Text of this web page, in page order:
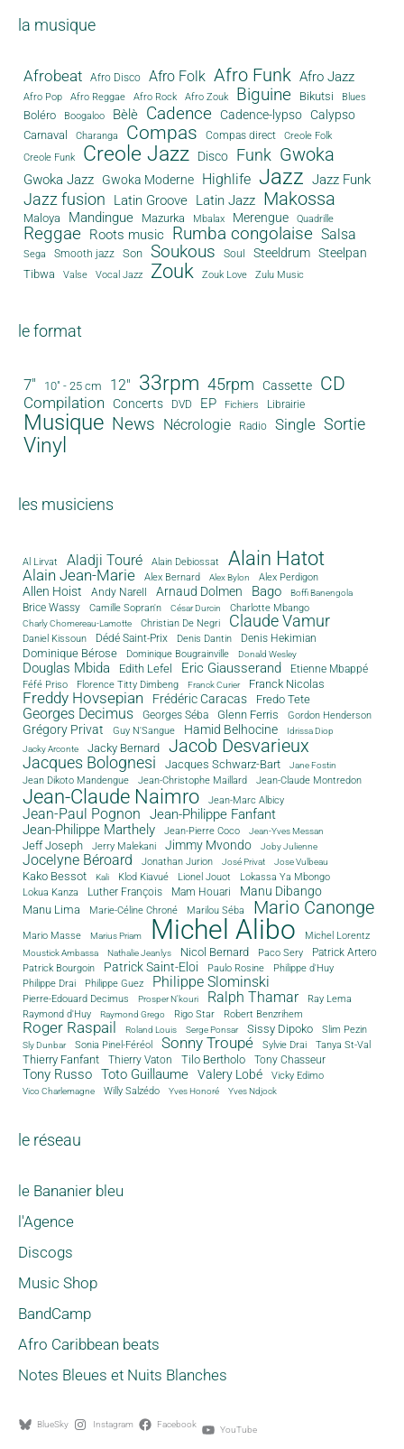
la musique
Afrobeat Afro Disco Afro Folk Afro Funk Afro Jazz
Afro Pop Afro Reggae Afro Rock Afro Zouk Biguine Bikutsi Blues
Boléro Boogaloo Bèlè Cadence Cadence-lypso Calypso
Carnaval Charanga Compas Compas direct
Creole Folk
Creole Funk
Creole Jazz Disco Funk Gwoka
Gwoka Jazz Gwoka Moderne Highlife Jazz Jazz Funk
Jazz fusion Latin Groove Latin Jazz Makossa
Maloya Mandingue Mazurka Mbalax Merengue Quadrille
Reggae Roots music Rumba congolaise Salsa
Sega Smooth jazz Son Soukous Soul Steeldrum Steelpan
Tibwa Valse Vocal Jazz Zouk Zouk Love Zulu Music
le format
7" 10" - 25 cm 12" 33rpm 45rpm Cassette CD
Compilation Concerts DVD EP Fichiers Librairie
Musique News Nécrologie Radio Single Sortie
Vinyl
les musiciens
Al Lirvat Aladji Touré Alain Debiossat Alain Hatot
Alain Jean-Marie Alex Bernard Alex Bylon Alex Perdigon
Allen Hoist Andy Narell Arnaud Dolmen Bago Boffi Banengola
Brice Wassy Camille Sopran'n César Durcin Charlotte Mbango
Charly Chomereau-Lamotte Christian De Negri Claude Vamur
Daniel Kissoun Dédé Saint-Prix Denis Dantin Denis Hekimian
Dominique Bérose Dominique Bougrainville Donald Wesley
Douglas Mbida Edith Lefel Eric Giausserand Etienne Mbappé
Féfé Priso Florence Titty Dimbeng Franck Curier Franck Nicolas
Freddy Hovsepian Frédéric Caracas Fredo Tete
Georges Decimus Georges Séba Glenn Ferris Gordon Henderson
Grégory Privat Guy N'Sangue Hamid Belhocine
Idrissa Diop
Jacky Arconte
Jacky Bernard Jacob Desvarieux
Jacques Bolognesi Jacques Schwarz-Bart Jane Fostin
Jean Dikoto Mandengue Jean-Christophe Maillard Jean-Claude Montredon
Jean-Claude Naimro Jean-Marc Albicy
Jean-Paul Pognon
Jean-Philippe Fanfant
Jean-Philippe Marthely
Jean-Pierre Coco Jean-Yves Messan
Jeff Joseph Jerry Malekani Jimmy Mvondo Joby Julienne
Jocelyne Béroard Jonathan Jurion José Privat Jose Vulbeau
Kako Bessot Kali Klod Kiavué Lionel Jouot
Lokassa Ya Mbongo
Lokua Kanza
Luther François Mam Houari Manu Dibango
Manu Lima Marie-Céline Chroné Marilou Séba Mario Canonge
Mario Masse Marius Priam Michel Alibo Michel Lorentz
Moustick Ambassa Nathalie Jeanlys Nicol Bernard Paco Sery
Patrick Artero
Patrick Bourgoin
Patrick Saint-Eloi Paulo Rosine
Philippe d'Huy
Philippe Drai
Philippe Guez Philippe Slominski
Pierre-Edouard Decimus Prosper N'kouri Ralph Thamar
Ray Lema
Raymond d'Huy
Raymond Grego Rigo Star Robert Benzrihem
Roger Raspail Roland Louis Serge Ponsar Sissy Dipoko Slim Pezin
Sly Dunbar Sonia Pinel-Féréol Sonny Troupé Sylvie Drai Tanya St-Val
Thierry Fanfant Thierry Vaton Tilo Bertholo Tony Chasseur
Tony Russo Toto Guillaume Valery Lobé Vicky Edimo
Vico Charlemagne Willy Salzédo Yves Honoré Yves Ndjock
le réseau
le Bananier bleu
l'Agence
Discogs
Music Shop
BandCamp
Afro Caribbean beats
Notes Bleues et Nuits Blanches
BlueSky Instagram Facebook YouTube